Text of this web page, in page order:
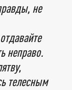
не
неправо.
телесным